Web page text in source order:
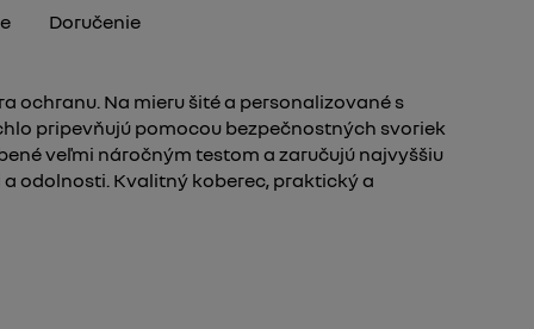
Doručenie
ochranu. Na mieru šité a personalizované s
pripevňujú pomocou bezpečnostných svoriek
veľmi náročným testom a zaručujú najvyššiu
odolnosti. Kvalitný koberec, praktický a